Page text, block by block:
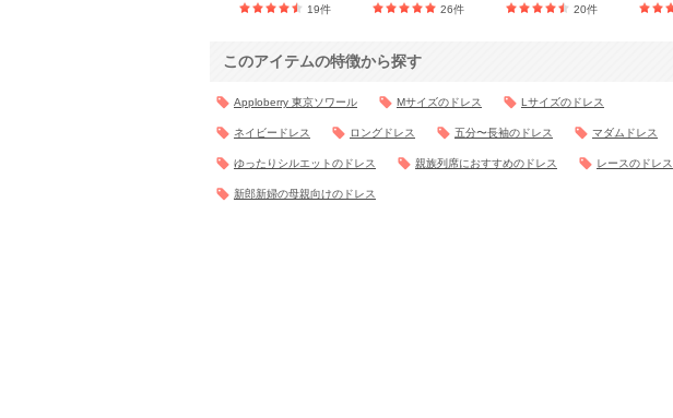
19件
26件
20件
このアイテムの特徴から探す
Apploberry 東京ソワール Mサイズのドレス Lサイズのドレス
ネイビードレス ロングドレス 五分〜長袖のドレス マダムドレス
ゆったりシルエットのドレス 親族列席におすすめのドレス レースのドレス
新郎新婦の母親向けのドレス